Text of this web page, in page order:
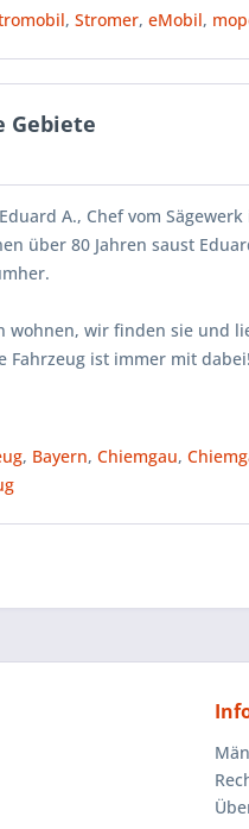
,Stromer,eMobil,
Gebiete
A., Chef vom
über 80 Jahren saust
wohnen, wir finden sie und
Fahrzeug ist immer mit dabei!
, Bayern,Chiemgau,